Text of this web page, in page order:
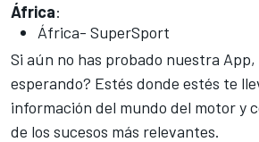
África:
África- SuperSport
Si aún no has probado nuestra App,
esperando? Estés donde estés te
información del mundo del motor y
de los sucesos más relevantes.